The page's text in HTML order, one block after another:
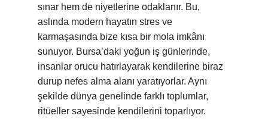
sınar hem de niyetlerine odaklanır. Bu,
aslında modern hayatın stres ve
karmaşasında bize kısa bir mola imkânı
sunuyor. Bursa’daki yoğun iş günlerinde,
insanlar orucu hatırlayarak kendilerine biraz
durup nefes alma alanı yaratıyorlar. Aynı
şekilde dünya genelinde farklı toplumlar,
ritüeller sayesinde kendilerini toparlıyor.